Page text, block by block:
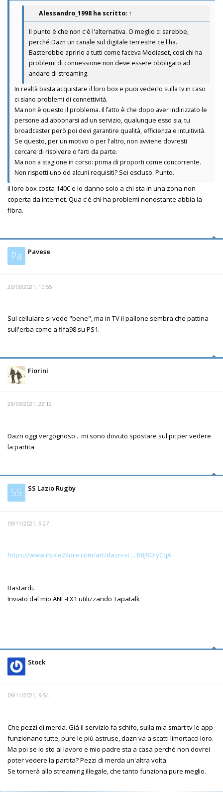
Alessandro_1998 ha scritto: ↑
Il punto è che non c'è l'alternativa. O meglio ci sarebbe,
perché Dazn un canale sul digitale terrestre ce l'ha.
Basterebbe aprirlo a tutti come faceva Mediaset, così chi ha
problemi di connessione non deve essere obbligato ad
andare di streaming.
In realtà basta acquistare il loro box e puoi vederlo sulla tv in caso
ci siano problemi di connettività.
Ma non è questo il problema. Il fatto è che dopo aver indirizzato le
persone ad abbonarsi ad un servizio, qualunque esso sia, tu
broadcaster però poi devi garantire qualità, efficienza e intuitività.
Se questo, per un motivo o per l'altro, non avviene dovresti
cercare di risolvere o farti da parte.
Ma non a stagione in corso: prima di proporti come concorrente.
Non rispetti uno od alcuni requisiti? Sei escluso. Punto.
il loro box costa 140€ e lo danno solo a chi sta in una zona non
coperta da internet. Qua c'è chi ha problemi nonostante abbia la
fibra.
Pa Pavese
20/09/2021, 10:55
Sul cellulare si vede "bene", ma in TV il pallone sembra che pattina
sull'erba come a fifa98 su PS1.
Fiorini
23/09/2021, 22:12
Dazn oggi vergognoso... mi sono dovuto spostare sul pc per vedere
la partita
SS SS Lazio Rugby
09/11/2021, 9:27
https://www.ilsole24ore.com/art/dazn-st ... B8J9OIyCqA
Bastardi.
Inviato dal mio ANE-LX1 utilizzando Tapatalk
Stock
09/11/2021, 9:54
Che pezzi di merda. Già il servizio fa schifo, sulla mia smart tv le app
funzionano tutte, pure le più astruse, dazn va a scatti limortacci loro.
Ma poi se io sto al lavoro e mio padre sta a casa perché non dovrei
poter vedere la partita? Pezzi di merda un'altra volta.
Se tornerà allo streaming illegale, che tanto funziona pure meglio.